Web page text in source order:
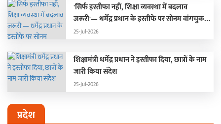
'सिर्फ इस्तीफा नहीं, शिक्षा व्यवस्था में बदलाव
जरूरी'— धर्मेंद्र प्रधान के इस्तीफे पर सोनम वांगचुक
की पहली प्रतिक्रिया
25-Jul-2026
शिक्षामंत्री धर्मेंद्र प्रधान ने इस्तीफा दिया, छात्रों के नाम
जारी किया संदेश
25-Jul-2026
प्रदेश